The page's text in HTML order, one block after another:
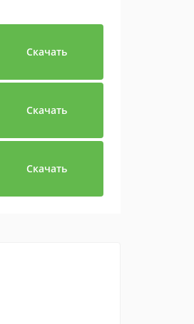
Скачать
Скачать
Скачать